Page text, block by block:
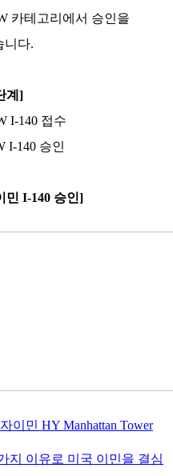
카테고리에서 승인을
니다.
계 ]
I-140 접수
I-140 승인
민 I-140 승인]
이민 HY Manhattan Tower
지 이유로 미국 이민을 결심